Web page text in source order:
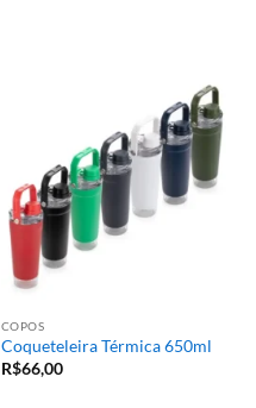
COPOS
Coqueteleira Térmica 650ml
R$66,00